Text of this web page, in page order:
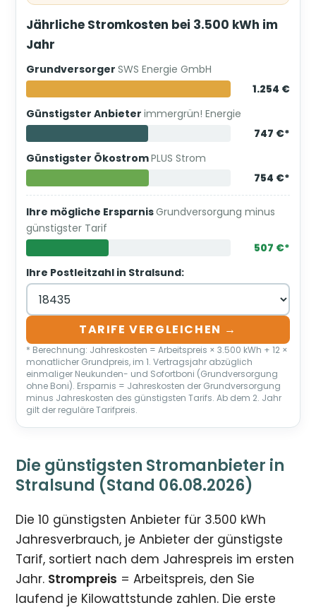
Jährliche Stromkosten bei 3.500 kWh im
Jahr
GrundversorgerSWS Energie GmbH
1.254 €
Günstigster Anbieterimmergrün! Energie
747 €*
Günstigster ÖkostromPLUS Strom
754 €*
Ihre mögliche ErsparnisGrundversorgung minus
günstigster Tarif
507 €*
Ihre Postleitzahl in Stralsund:
TARIFE VERGLEICHEN →
* Berechnung: Jahreskosten = Arbeitspreis × 3.500 kWh + 12 ×
monatlicher Grundpreis, im 1. Vertragsjahr abzüglich
einmaliger Neukunden- und Sofortboni (Grundversorgung
ohne Boni). Ersparnis = Jahreskosten der Grundversorgung
minus Jahreskosten des günstigsten Tarifs. Ab dem 2. Jahr
gilt der reguläre Tarifpreis.
Die günstigsten Stromanbieter in
Stralsund (Stand 06.08.2026)
Die 10 günstigsten Anbieter für 3.500 kWh
Jahresverbrauch, je Anbieter der günstigste
Tarif, sortiert nach dem Jahrespreis im ersten
Jahr. Strompreis = Arbeitspreis, den Sie
laufend je Kilowattstunde zahlen. Die erste